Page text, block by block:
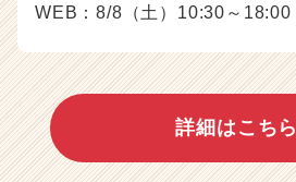
WEB：8/8（土）10:30～18:00
詳細はこちら